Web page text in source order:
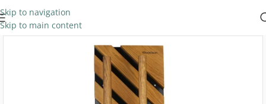
Skip to navigation
Skip to main content